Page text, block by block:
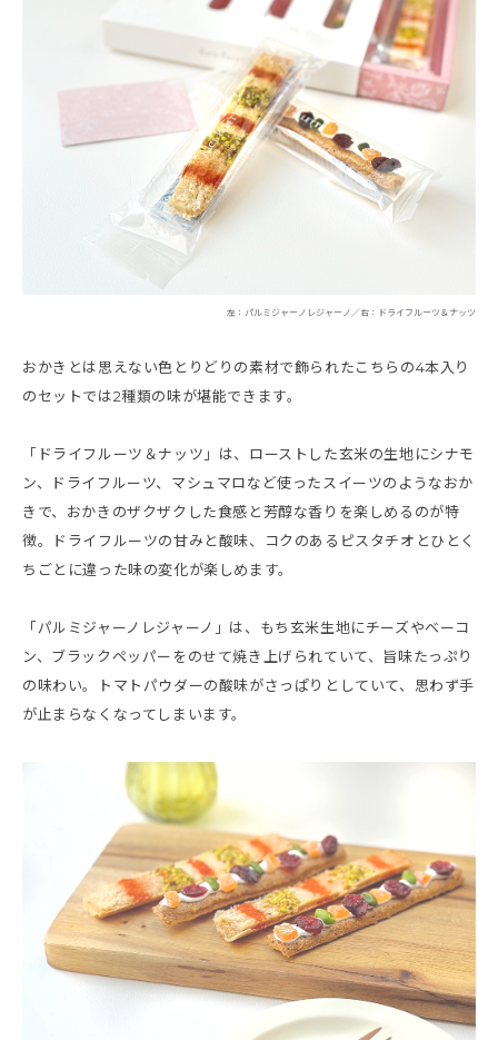
左：パルミジャーノレジャーノ／右：ドライフルーツ＆ナッツ
おかきとは思えない色とりどりの素材で飾られたこちらの4本入り
のセットでは2種類の味が堪能できます。
「ドライフルーツ＆ナッツ」は、ローストした玄米の生地にシナモ
ン、ドライフルーツ、マシュマロなど使ったスイーツのようなおか
きで、おかきのザクザクした食感と芳醇な香りを楽しめるのが特
徴。ドライフルーツの甘みと酸味、コクのあるピスタチオとひとく
ちごとに違った味の変化が楽しめます。
「パルミジャーノレジャーノ」は、もち玄米生地にチーズやベーコ
ン、ブラックペッパーをのせて焼き上げられていて、旨味たっぷり
の味わい。トマトパウダーの酸味がさっぱりとしていて、思わず手
が止まらなくなってしまいます。